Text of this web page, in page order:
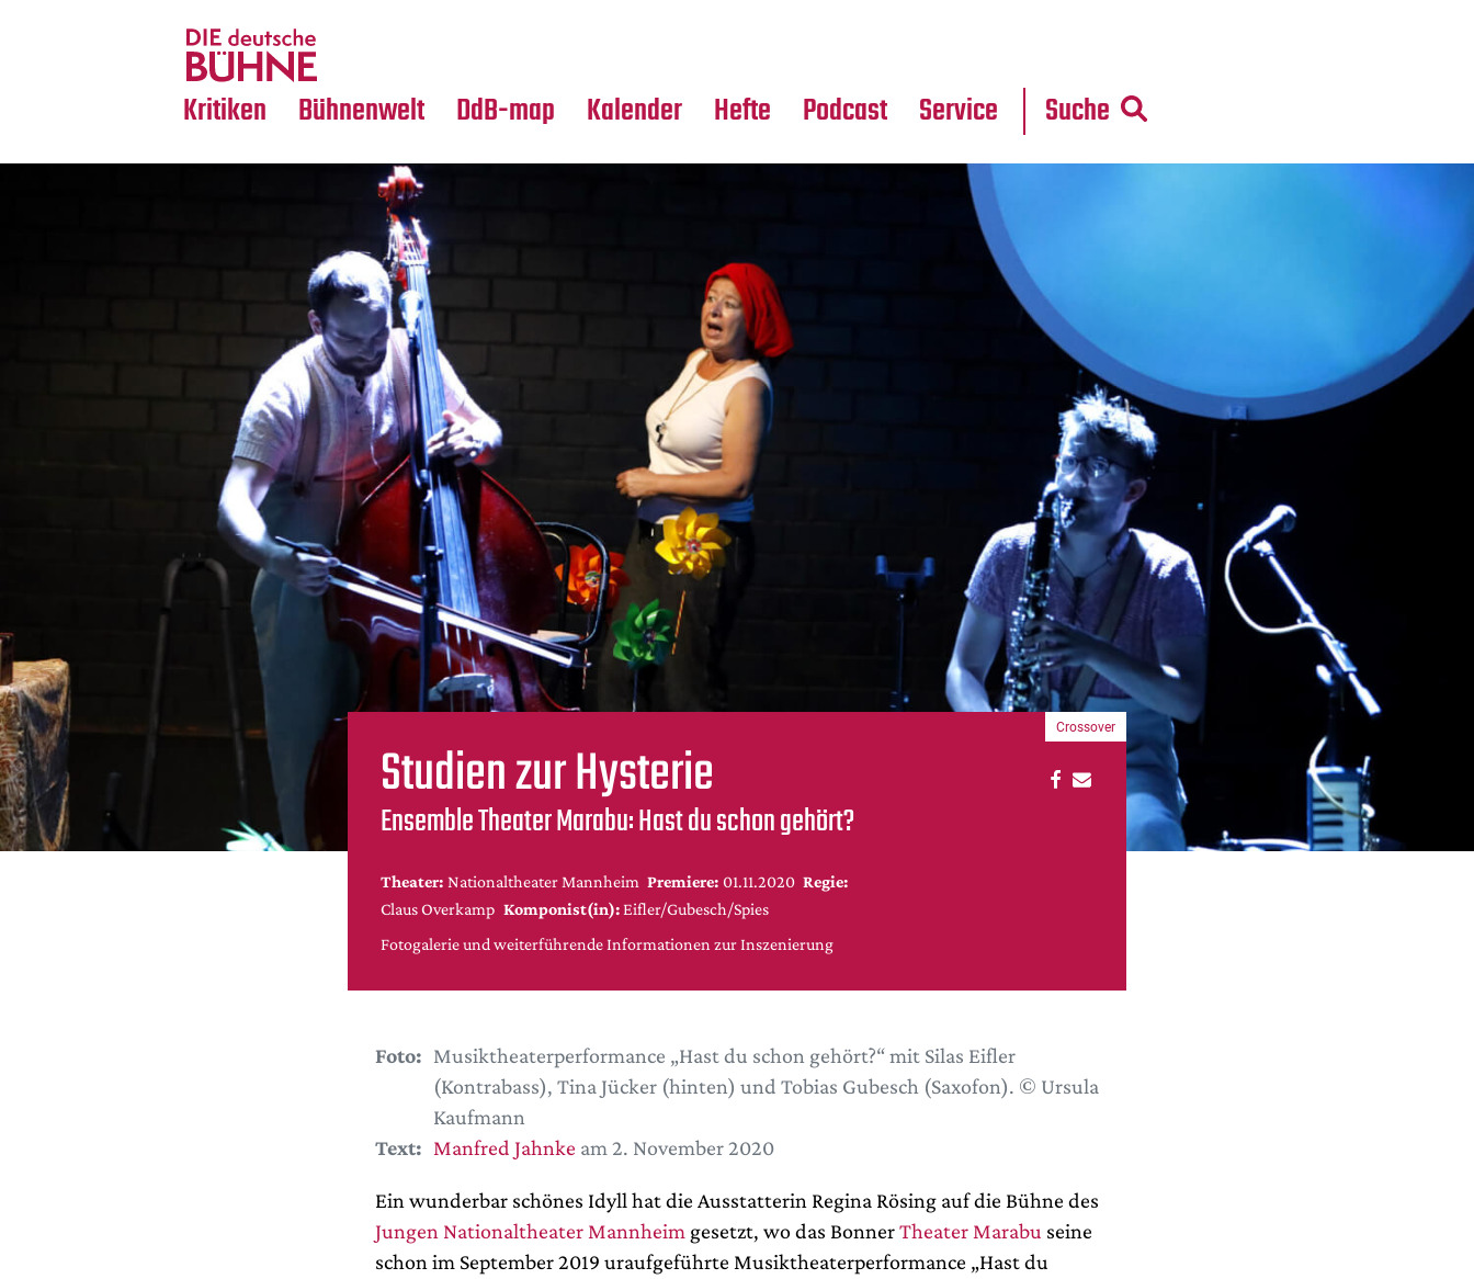
Kritiken
Crossover
Bühnenwelt
Medientipps
DdB-map Kalender Hefte Podcast Service Suche
Studien zur Hysterie
Ensemble Theater Marabu: Hast du schon gehört?
Theater: Nationaltheater Mannheim Premiere: 01.11.2020 Regie:
Claus Overkamp Komponist(in): Eifler/Gubesch/Spies
Fotogalerie und weiterführende Informationen zur Inszenierung
Crossover
Foto: Musiktheaterperformance „Hast du schon gehört?“ mit Silas Eifler
(Kontrabass), Tina Jücker (hinten) und Tobias Gubesch (Saxofon). © Ursula
Kaufmann
Text: Manfred Jahnke am 2. November 2020
Ein wunderbar schönes Idyll hat die Ausstatterin Regina Rösing auf die Bühne des
Jungen Nationaltheater Mannheim gesetzt, wo das BonnerTheater Marabu seine
schon im September 2019 uraufgeführte Musiktheaterperformance „Hast du